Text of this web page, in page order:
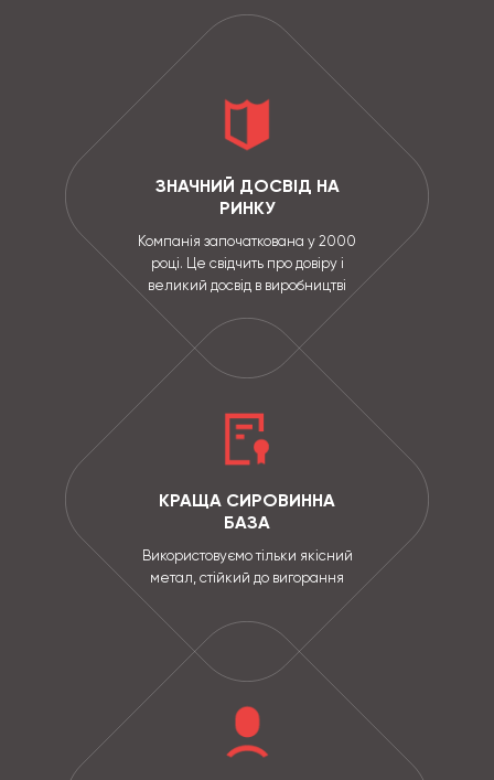
ЗНАЧНИЙ ДОСВІД НА
РИНКУ
Компанія започаткована у 2000
році. Це свідчить про довіру і
великий досвід в виробництві
КРАЩА СИРОВИННА
БАЗА
Використовуємо тільки якісний
метал, стійкий до вигорання